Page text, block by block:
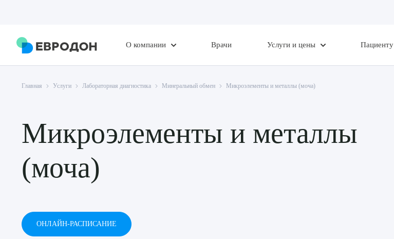
О компании Врачи Услуги и цены Пациенту
Главная Услуги Лабораторная диагностика Минеральный обмен Микроэлементы и металлы (моча)
Микроэлементы и металлы
(моча)
ОНЛАЙН-РАСПИСАНИЕ